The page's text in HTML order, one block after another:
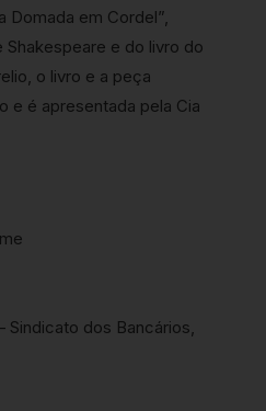
Domada em Cordel”,
e do livro do
o livro e a peça
e é apresentada pela Cia
Sindicato dos Bancários,